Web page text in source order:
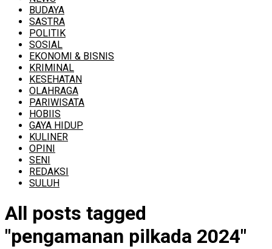
BUDAYA
SASTRA
POLITIK
SOSIAL
EKONOMI & BISNIS
KRIMINAL
KESEHATAN
OLAHRAGA
PARIWISATA
HOBIIS
GAYA HIDUP
KULINER
OPINI
SENI
REDAKSI
SULUH
All posts tagged
"pengamanan pilkada 2024"